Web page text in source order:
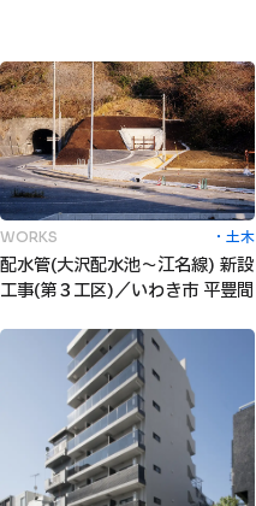
WORKS 土木
配水管(大沢配水池〜江名線) 新設
工事(第３工区)／いわき市 平豊間